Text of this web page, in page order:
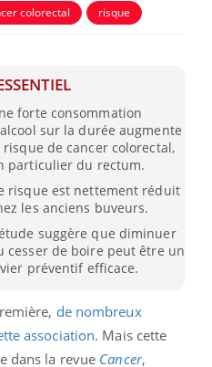
colorectal risque
forte consommation
sur la durée augmente
risque de cancer colorectal,
particulier du rectum.
risque est nettement réduit
les anciens buveurs.
suggère que diminuer
cesser de boire peut être un
préventif efficace.
de nombreux
association. Mais cette
dans la revue Cancer,